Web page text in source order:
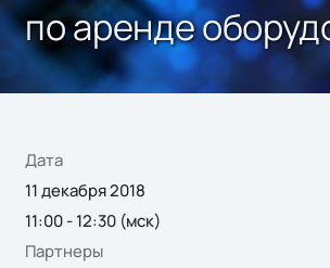
по аренде
Дата
11 декабря 2018
11:00 - 12:30 (мск)
Партнеры